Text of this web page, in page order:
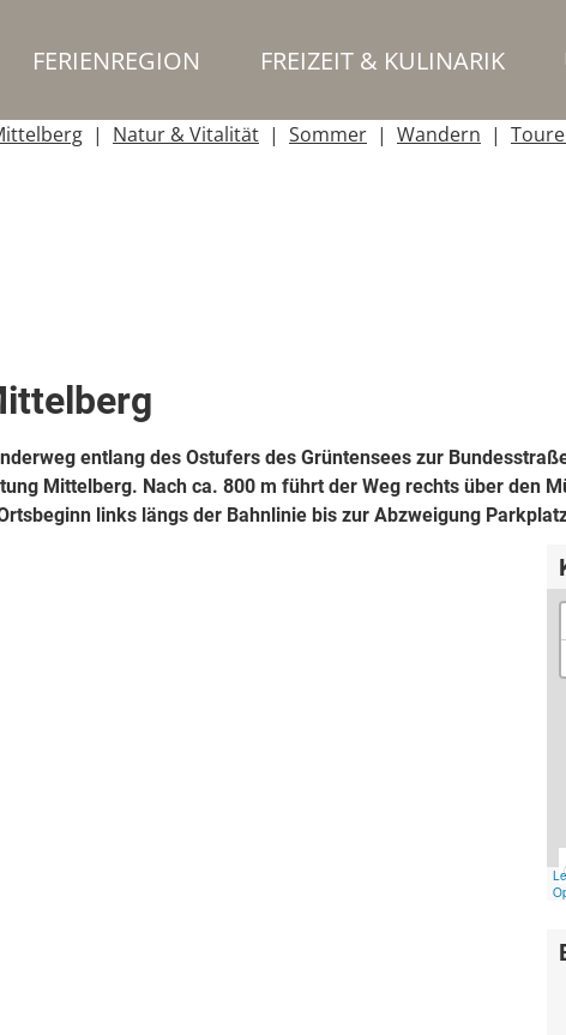
FERIENREGION FREIZEIT & KULINARIK
Natur & Vitalität Sommer Wandern
entlang des Ostufers des Grüntensees zur
Mittelberg. Nach ca. 800 m führt der Weg rechts über den
links längs der Bahnlinie bis zur Abzweigung